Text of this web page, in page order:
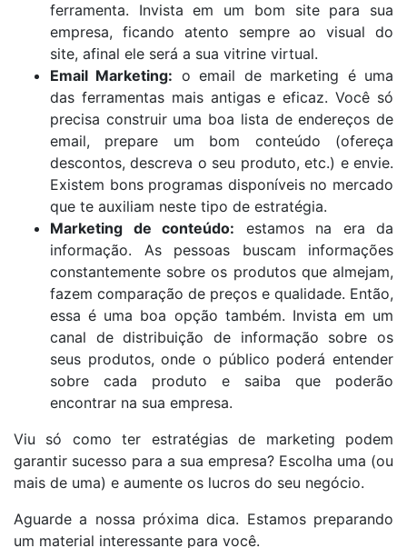
ferramenta. Invista em um bom site para sua
empresa, ficando atento sempre ao visual do
site, afinal ele será a sua vitrine virtual.
Email Marketing: o email de marketing é uma
das ferramentas mais antigas e eficaz. Você só
precisa construir uma boa lista de endereços de
email, prepare um bom conteúdo (ofereça
descontos, descreva o seu produto, etc.) e envie.
Existem bons programas disponíveis no mercado
que te auxiliam neste tipo de estratégia.
Marketing de conteúdo: estamos na era da
informação. As pessoas buscam informações
constantemente sobre os produtos que almejam,
fazem comparação de preços e qualidade. Então,
essa é uma boa opção também. Invista em um
canal de distribuição de informação sobre os
seus produtos, onde o público poderá entender
sobre cada produto e saiba que poderão
encontrar na sua empresa.
Viu só como ter estratégias de marketing podem
garantir sucesso para a sua empresa? Escolha uma (ou
mais de uma) e aumente os lucros do seu negócio.
Aguarde a nossa próxima dica. Estamos preparando
um material interessante para você.